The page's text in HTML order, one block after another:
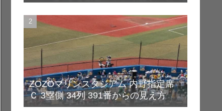
ZOZOマリンスタジアム 内野指定席
Ｃ 3塁側 34列 391番からの見え方